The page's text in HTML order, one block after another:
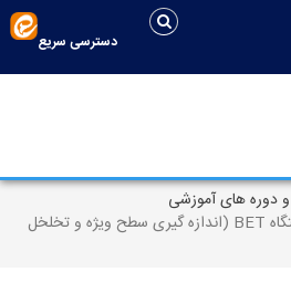
دسترسی سریع
و دوره های آموزشی
کارگاه آموزشی آشنایی با دستگاه BET (اندازه گیری سطح ویژه و تخلخل